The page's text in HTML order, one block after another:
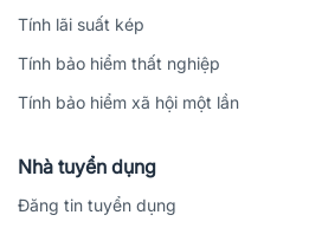
Tính lãi suất kép
Tính bảo hiểm thất nghiệp
Tính bảo hiểm xã hội một lần
Nhà tuyển dụng
Đăng tin tuyển dụng